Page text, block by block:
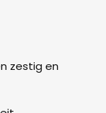
zestig en